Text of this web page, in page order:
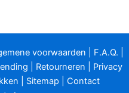
Deze
kan
gekozen
worden
voorwaarden F.A.Q.
Retourneren
Privacy
Sitemap
Contact